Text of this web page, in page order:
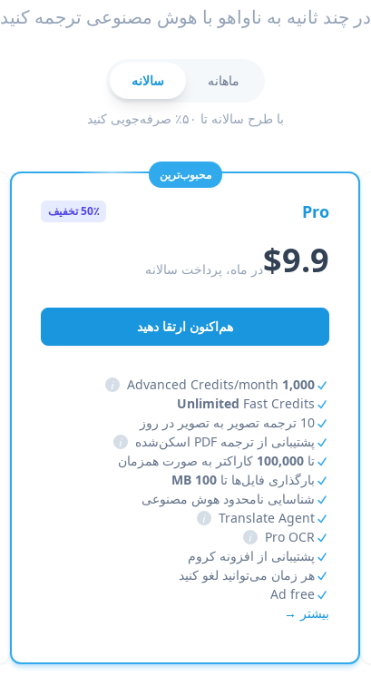
در چند ثانیه به ناواهو با هوش مصنوعی ترجمه کنید
ماهانه سالانه
با طرح سالانه تا ۵۰٪ صرفه‌جویی کنید
محبوب‌ترین
Pro 50٪ تخفیف
$9.9در ماه، پرداخت سالانه
هم‌اکنون ارتقا دهید
1,000
i
Unlimited Fast Credits
10 ترجمه تصویر به تصویر در روز
پشتیبانی از ترجمه PDF اسکن‌شده
i
تا100,000 کاراکتر به صورت همزمان
بارگذاری فایل‌ها تا100 MB
شناسایی نامحدود هوش مصنوعی
Translate Agent
i
Pro OCR
i
پشتیبانی از افزونه کروم
هر زمان می‌توانید لغو کنید
Ad free
بیشتر →